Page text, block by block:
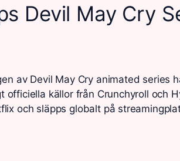
Devil May Cry
av Devil May Cry animated series
officiella källor från Crunchyroll och
och släpps globalt på